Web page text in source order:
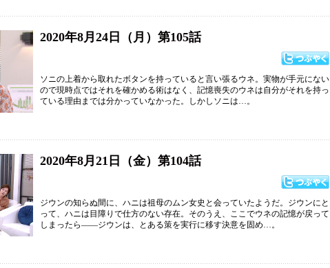
2020年8月24日（月）第105話
ソニの上着から取れたボタンを持っていると言い張るウネ。実物が手元にない
ので現時点ではそれを確かめる術はなく、記憶喪失のウネは自分がそれを持っ
ている理由までは分かっていなかった。しかしソニは…。
2020年8月21日（金）第104話
ジウンの知らぬ間に、ハニは祖母のムン女史と会っていたようだ。ジウンにと
って、ハニは目障りで仕方のない存在。そのうえ、ここでウネの記憶が戻って
しまったら――ジウンは、とある策を実行に移す決意を固め…。